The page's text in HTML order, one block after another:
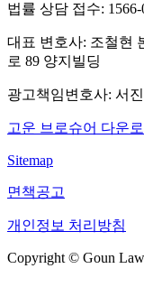
법률 상담 접수:
대표 변호사: 조철현
로 89 양지빌딩
광고책임변호사: 서
고운 브로슈어 다운
Sitemap
면책공고
개인정보 처리방침
Copyright © Goun